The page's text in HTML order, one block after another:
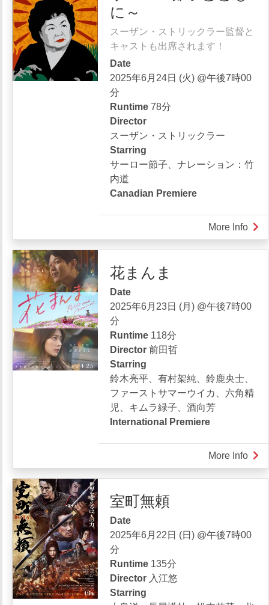
に～
スーザン・ストリックラー監督と
キャストも出席されます！
Date
2025年6月24日 (火) @午後7時00
分
Runtime 78分
Director
スーザン・ストリックラー
Starring
サーロー節子、ナレーション：竹
内道
Canadian Premiere
More Info
ヒ
ロ
子
と
花まんま
Date
2025年6月23日 (月) @午後7時00
分
Runtime 118分
Director 前田哲
Starring
鈴木亮平、有村架純、鈴鹿央士、
ファーストサマーウイカ、六角精
児、キムラ緑子、酒向芳
International Premiere
More Info
花
室町無頼
Date
2025年6月22日 (日) @午後7時00
分
Runtime 135分
Director 入江悠
Starring